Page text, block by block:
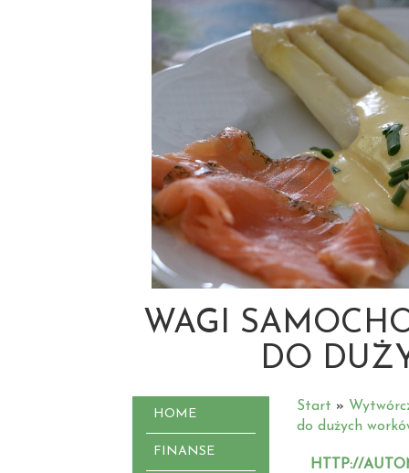
WAGI
DO
HOME
FINANSE
Start »
do dużych
HTTP://